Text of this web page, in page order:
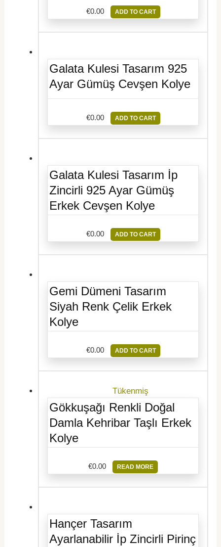
€0.00 ADD TO CART
Galata Kulesi Tasarım 925
Ayar Gümüş Cevşen Kolye
€0.00 ADD TO CART
Galata Kulesi Tasarım İp
Zincirli 925 Ayar Gümüş
Erkek Cevşen Kolye
€0.00 ADD TO CART
Gemi Dümeni Tasarım
Siyah Renk Çelik Erkek
Kolye
€0.00 ADD TO CART
Tükenmiş
Gökkuşağı Renkli Doğal
Damla Kehribar Taşlı Erkek
Kolye
€0.00 READ MORE
Hançer Tasarım
Ayarlanabilir İp Zincirli Pirinç